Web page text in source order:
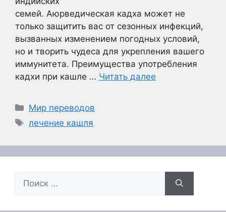
семей. Аюрведическая кадха может не
только защитить вас от сезонных инфекций,
вызванных изменением погодных условий,
но и творить чудеса для укрепления вашего
иммунитета. Преимущества употребления
кадхи при кашле … Читать далее
Рубрики
Мир переводов
Метки
лечение кашля
Поиск: